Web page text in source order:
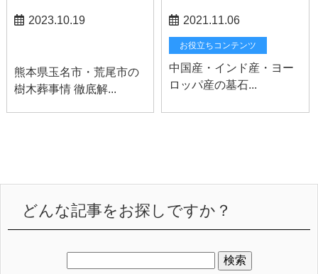
2023.10.19
熊本県玉名市・荒尾市の
樹木葬事情 徹底解...
2021.11.06
お役立ちコンテンツ
中国産・インド産・ヨー
ロッパ産の墓石...
どんな記事をお探しですか？